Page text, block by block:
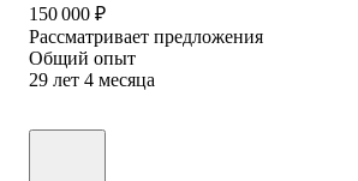
150 000 ₽
Рассматривает предложения
Общий опыт
29 лет 4 месяца